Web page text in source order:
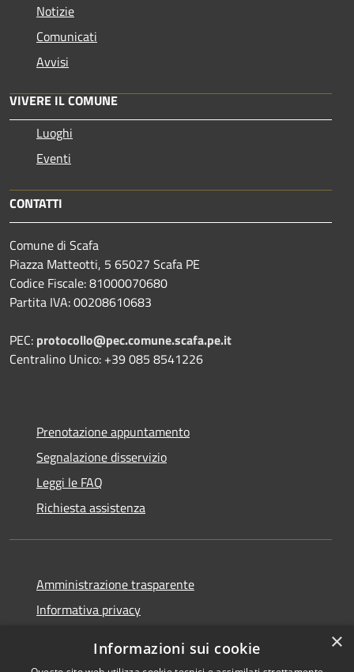
Notizie
Comunicati
Avvisi
VIVERE IL COMUNE
Luoghi
Eventi
CONTATTI
Comune di Scafa
Piazza Matteotti, 5 65027 Scafa PE
Codice Fiscale: 81000070680
Partita IVA: 00208610683
PEC: protocollo@pec.comune.scafa.pe.it
Centralino Unico: +39 085 8541226
Prenotazione appuntamento
Segnalazione disservizio
Leggi le FAQ
Richiesta assistenza
Amministrazione trasparente
Informativa privacy
Dichiarazione di accessibilità
×
Informazioni sui cookie